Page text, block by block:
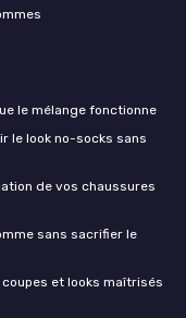
le mélange fonctionne
le look no-socks sans
de vos chaussures
sans sacrifier le
et looks maîtrisés